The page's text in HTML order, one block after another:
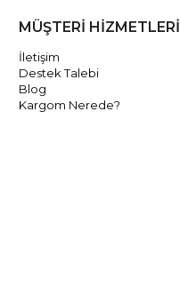
MÜŞTERİ HİZMETLERİ
İletişim
Destek Talebi
Blog
Kargom Nerede?